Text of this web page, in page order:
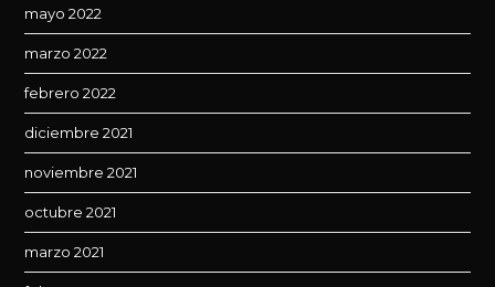
mayo 2022
marzo 2022
febrero 2022
diciembre 2021
noviembre 2021
octubre 2021
marzo 2021